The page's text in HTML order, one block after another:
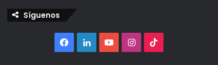
Síguenos
Facebook
LinkedInYouTubeInstagram